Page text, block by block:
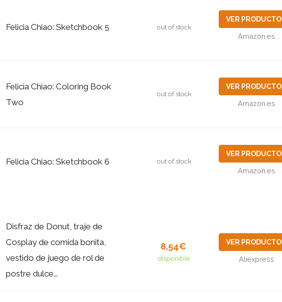
Felicia Chiao: Sketchbook 5 out of stock
VER PRODUCTO
Amazon.es
Felicia Chiao: Coloring Book
Two
out of stock
VER PRODUCTO
Amazon.es
Felicia Chiao: Sketchbook 6 out of stock
VER PRODUCTO
Amazon.es
Disfraz de Donut, traje de
Cosplay de comida bonita,
vestido de juego de rol de
postre dulce...
8,54€
disponible
VER PRODUCTO
Aliexpress